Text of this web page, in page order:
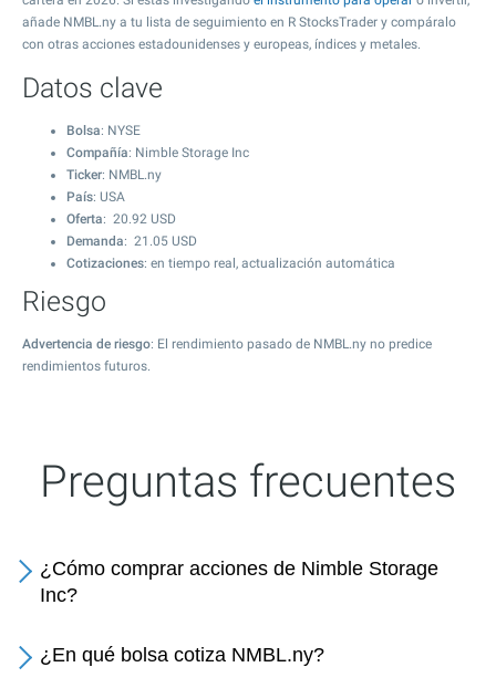
añade NMBL.ny a tu lista de seguimiento en R StocksTrader y compáralo
con otras acciones estadounidenses y europeas, índices y metales.
Datos clave
Bolsa: NYSE
Compañía: Nimble Storage Inc
Ticker: NMBL.ny
País: USA
Oferta: 20.92 USD
Demanda: 21.05 USD
Cotizaciones: en tiempo real, actualización automática
Riesgo
Advertencia de riesgo: El rendimiento pasado de NMBL.ny no predice
rendimientos futuros.
Preguntas frecuentes
¿Cómo comprar acciones de Nimble Storage
Inc?
¿En qué bolsa cotiza NMBL.ny?